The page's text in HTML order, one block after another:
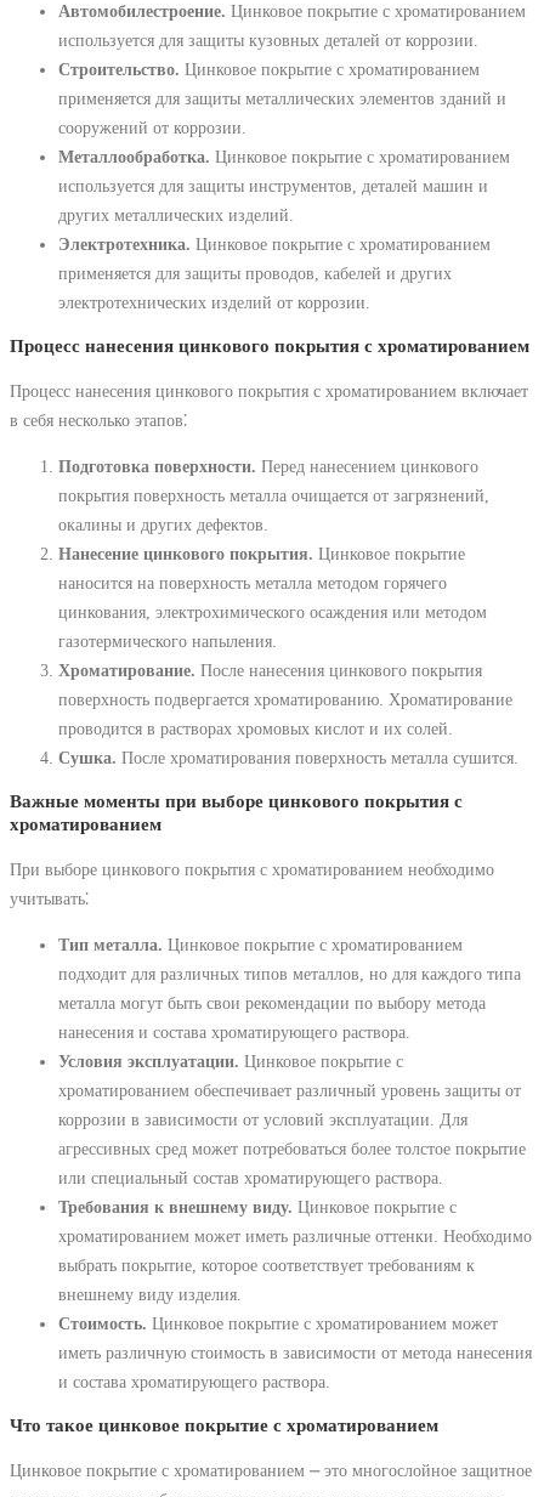
Автомобилестроение. Цинковое покрытие с хроматированием
используется для защиты кузовных деталей от коррозии.
Строительство. Цинковое покрытие с хроматированием
применяется для защиты металлических элементов зданий и
сооружений от коррозии.
Металлообработка. Цинковое покрытие с хроматированием
используется для защиты инструментов, деталей машин и
других металлических изделий.
Электротехника. Цинковое покрытие с хроматированием
применяется для защиты проводов, кабелей и других
электротехнических изделий от коррозии.
Процесс нанесения цинкового покрытия с хроматированием
Процесс нанесения цинкового покрытия с хроматированием включает
в себя несколько этапов⁚
Подготовка поверхности. Перед нанесением цинкового
покрытия поверхность металла очищается от загрязнений,
окалины и других дефектов.
Нанесение цинкового покрытия. Цинковое покрытие
наносится на поверхность металла методом горячего
цинкования, электрохимического осаждения или методом
газотермического напыления.
Хроматирование. После нанесения цинкового покрытия
поверхность подвергается хроматированию. Хроматирование
проводится в растворах хромовых кислот и их солей.
Сушка. После хроматирования поверхность металла сушится.
Важные моменты при выборе цинкового покрытия с
хроматированием
При выборе цинкового покрытия с хроматированием необходимо
учитывать⁚
Тип металла. Цинковое покрытие с хроматированием
подходит для различных типов металлов, но для каждого типа
металла могут быть свои рекомендации по выбору метода
нанесения и состава хроматирующего раствора.
Условия эксплуатации. Цинковое покрытие с
хроматированием обеспечивает различный уровень защиты от
коррозии в зависимости от условий эксплуатации. Для
агрессивных сред может потребоваться более толстое покрытие
или специальный состав хроматирующего раствора.
Требования к внешнему виду. Цинковое покрытие с
хроматированием может иметь различные оттенки. Необходимо
выбрать покрытие, которое соответствует требованиям к
внешнему виду изделия.
Стоимость. Цинковое покрытие с хроматированием может
иметь различную стоимость в зависимости от метода нанесения
и состава хроматирующего раствора.
Что такое цинковое покрытие с хроматированием
Цинковое покрытие с хроматированием ⎼ это многослойное защитное